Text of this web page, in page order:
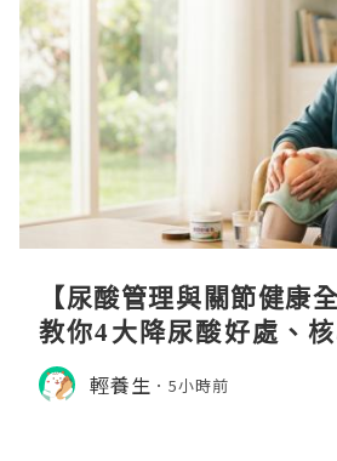
【尿酸管理與關節健康
教你4大降尿酸好處、
飲食調理秘訣
輕養生 5小時前